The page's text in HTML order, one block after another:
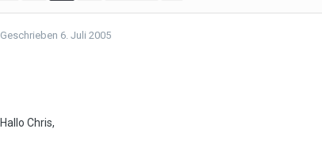
Geschrieben 6. Juli 2005
Hallo Chris,